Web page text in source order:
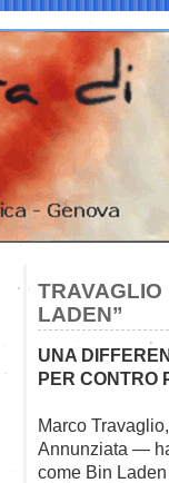
TRAVAGLIO
LADEN”
UNA
PER CONTRO
Marco
Annunziata —
come Bin